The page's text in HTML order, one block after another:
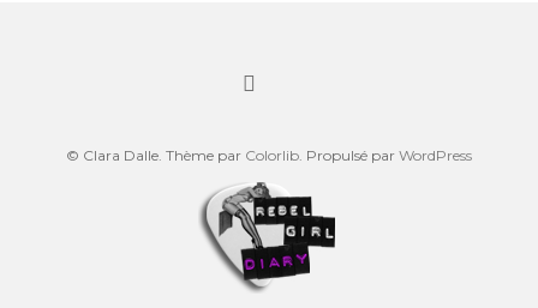
© Clara Dalle. Thème par Colorlib. Propulsé par WordPress